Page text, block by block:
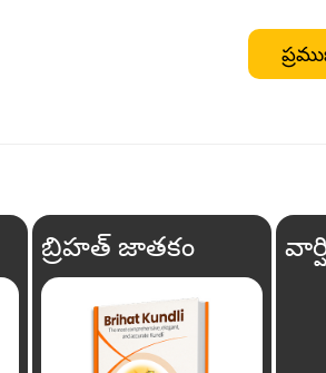
బ్రిహత్ జాతకం